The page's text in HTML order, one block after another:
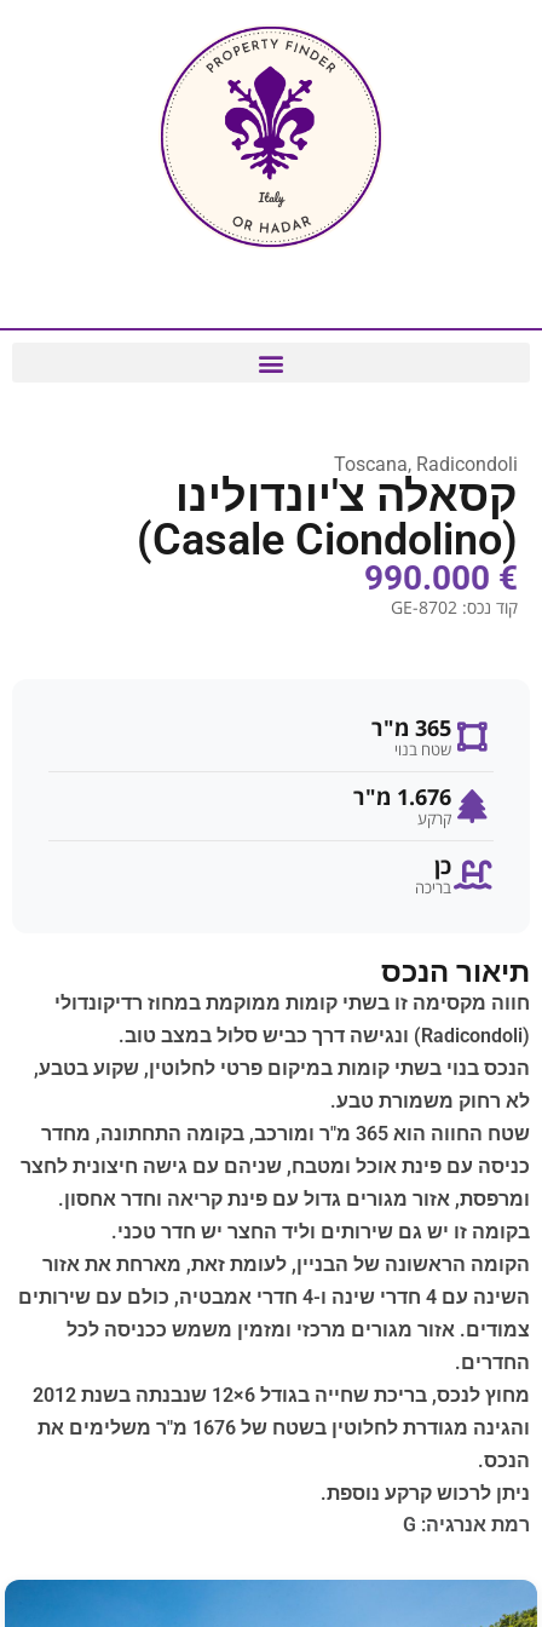
Toscana, Radicondoli
קסאלה צ'יונדולינו
(Casale Ciondolino)
€ 990.000
קוד נכס: GE-8702
365 מ"ר
שטח בנוי
1.676 מ"ר
קרקע
כן
בריכה
תיאור הנכס
חווה מקסימה זו בשתי קומות ממוקמת במחוז רדיקונדולי
(Radicondoli) ונגישה דרך כביש סלול במצב טוב.
הנכס בנוי בשתי קומות במיקום פרטי לחלוטין, שקוע בטבע,
לא רחוק משמורת טבע.
שטח החווה הוא 365 מ"ר ומורכב, בקומה התחתונה, מחדר
כניסה עם פינת אוכל ומטבח, שניהם עם גישה חיצונית לחצר
ומרפסת, אזור מגורים גדול עם פינת קריאה וחדר אחסון.
בקומה זו יש גם שירותים וליד החצר יש חדר טכני.
הקומה הראשונה של הבניין, לעומת זאת, מארחת את אזור
השינה עם 4 חדרי שינה ו-4 חדרי אמבטיה, כולם עם שירותים
צמודים. אזור מגורים מרכזי ומזמין משמש ככניסה לכל
החדרים.
מחוץ לנכס, בריכת שחייה בגודל 6×12 שנבנתה בשנת 2012
והגינה מגודרת לחלוטין בשטח של 1676 מ"ר משלימים את
הנכס.
ניתן לרכוש קרקע נוספת.
רמת אנרגיה: G